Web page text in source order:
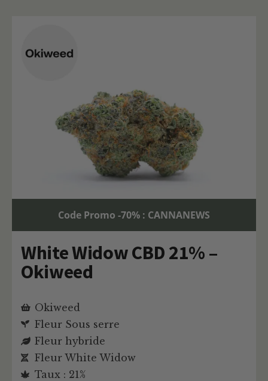
Code Promo -70% : CANNANEWS
White Widow CBD 21% –
Okiweed
Okiweed
Fleur Sous serre
Fleur hybride
Fleur White Widow
Taux : 21%